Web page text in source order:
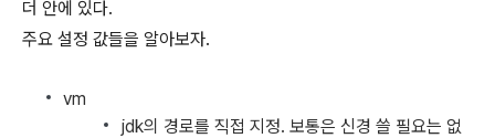
더 안에 있다.
주요 설정 값들을 알아보자.
vm
jdk의 경로를 직접 지정. 보통은 신경 쓸 필요는 없